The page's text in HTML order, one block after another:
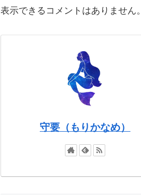
表示できるコメントはありません。
守要（もりかなめ）